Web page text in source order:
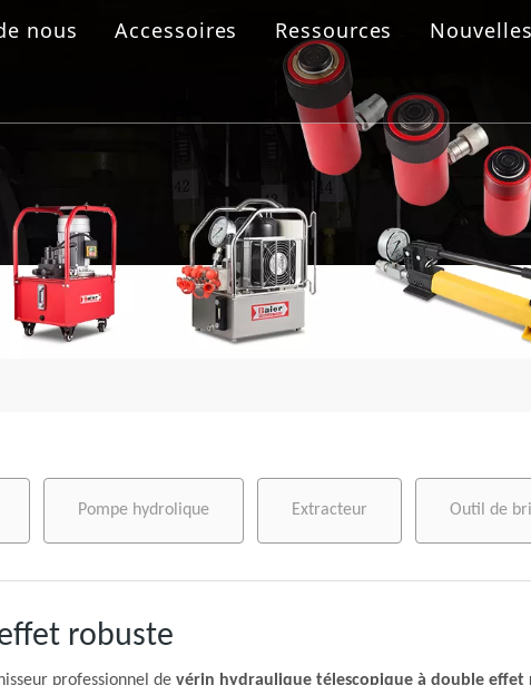
nous Accessoires Ressources Nouvelles
Pompe hydrolique Extracteur Outil de
robuste
professionnel de vérin hydraulique télescopique à double effet